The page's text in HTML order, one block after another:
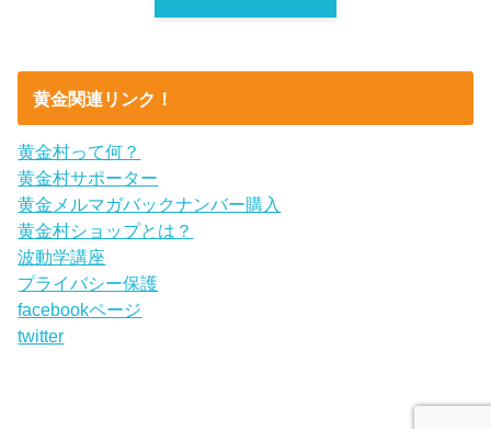
黄金関連リンク！
黄金村って何？
黄金村サポーター
黄金メルマガバックナンバー購入
黄金村ショップとは？
波動学講座
プライバシー保護
facebookページ
twitter